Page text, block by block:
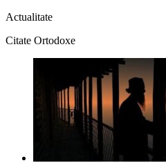
Actualitate
Citate Ortodoxe